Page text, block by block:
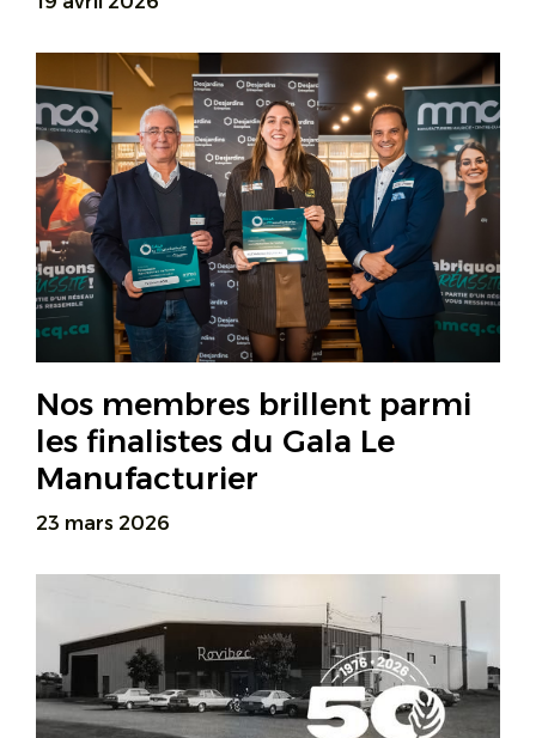
Nos membres brillent parmi
les finalistes du Gala Le
Manufacturier
23 mars 2026